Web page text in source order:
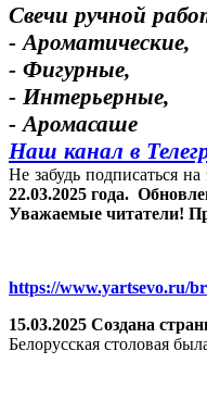
Свечи ручной
- Ароматические,
- Фигурные,
- Интерьерные,
- Аромасаше
Наш канал в
Не забудь подписаться на
22.03.2025 года.
Уважаемые читатели!
https://www.yartsevo.ru/
15.03.2025 Создана
Белорусская столовая